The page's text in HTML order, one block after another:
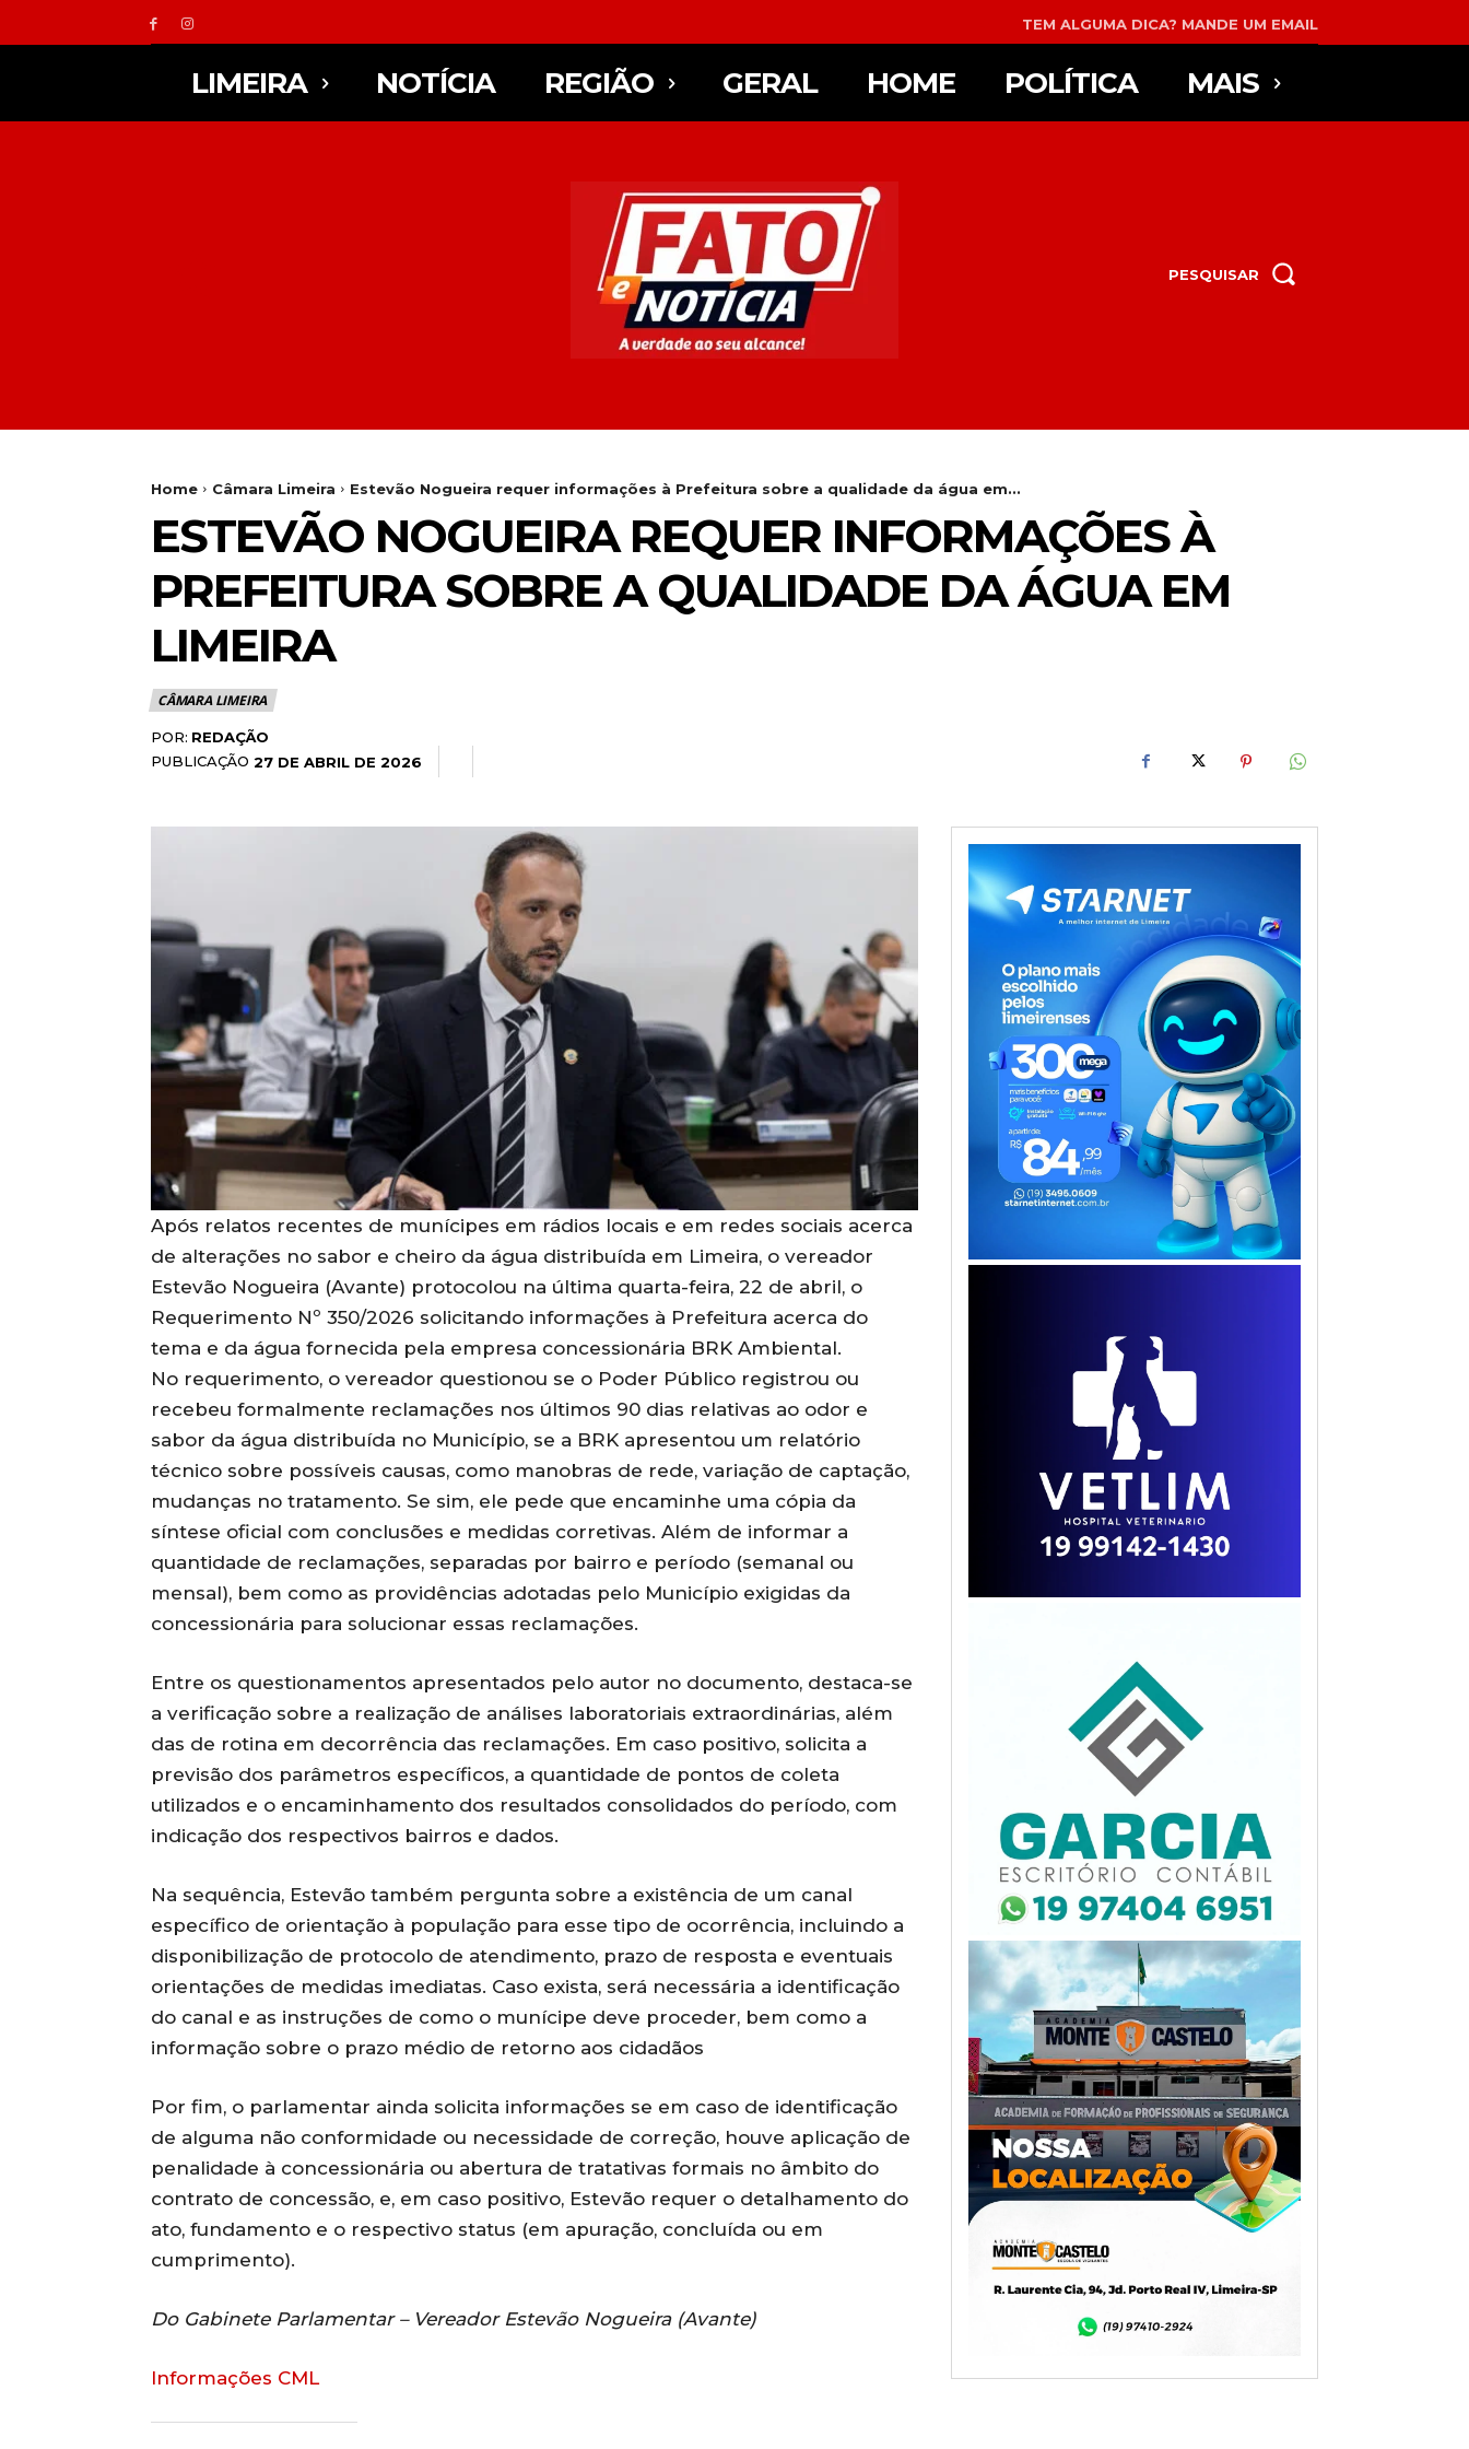
TEM ALGUMA DICA? MANDE UM EMAIL
LIMEIRA NOTÍCIA REGIÃO GERAL HOME POLÍTICA MAIS
PESQUISAR
Home Câmara Limeira Estevão Nogueira requer informações à Prefeitura sobre a qualidade da água em...
ESTEVÃO NOGUEIRA REQUER INFORMAÇÕES À
PREFEITURA SOBRE A QUALIDADE DA ÁGUA EM
LIMEIRA
CÂMARA LIMEIRA
POR: REDAÇÃO
PUBLICAÇÃO 27 DE ABRIL DE 2026
Após relatos recentes de munícipes em rádios locais e em redes sociais acerca
de alterações no sabor e cheiro da água distribuída em Limeira, o vereador
Estevão Nogueira (Avante) protocolou na última quarta-feira, 22 de abril, o
Requerimento Nº 350/2026 solicitando informações à Prefeitura acerca do
tema e da água fornecida pela empresa concessionária BRK Ambiental.
No requerimento, o vereador questionou se o Poder Público registrou ou
recebeu formalmente reclamações nos últimos 90 dias relativas ao odor e
sabor da água distribuída no Município, se a BRK apresentou um relatório
técnico sobre possíveis causas, como manobras de rede, variação de captação,
mudanças no tratamento. Se sim, ele pede que encaminhe uma cópia da
síntese oficial com conclusões e medidas corretivas. Além de informar a
quantidade de reclamações, separadas por bairro e período (semanal ou
mensal), bem como as providências adotadas pelo Município exigidas da
concessionária para solucionar essas reclamações.
Entre os questionamentos apresentados pelo autor no documento, destaca-se
a verificação sobre a realização de análises laboratoriais extraordinárias, além
das de rotina em decorrência das reclamações. Em caso positivo, solicita a
previsão dos parâmetros específicos, a quantidade de pontos de coleta
utilizados e o encaminhamento dos resultados consolidados do período, com
indicação dos respectivos bairros e dados.
Na sequência, Estevão também pergunta sobre a existência de um canal
específico de orientação à população para esse tipo de ocorrência, incluindo a
disponibilização de protocolo de atendimento, prazo de resposta e eventuais
orientações de medidas imediatas. Caso exista, será necessária a identificação
do canal e as instruções de como o munícipe deve proceder, bem como a
informação sobre o prazo médio de retorno aos cidadãos
Por fim, o parlamentar ainda solicita informações se em caso de identificação
de alguma não conformidade ou necessidade de correção, houve aplicação de
penalidade à concessionária ou abertura de tratativas formais no âmbito do
contrato de concessão, e, em caso positivo, Estevão requer o detalhamento do
ato, fundamento e o respectivo status (em apuração, concluída ou em
cumprimento).
Do Gabinete Parlamentar – Vereador Estevão Nogueira (Avante)
Informações CML